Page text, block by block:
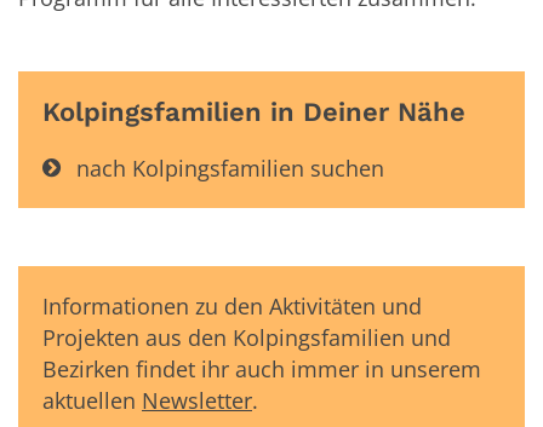
Kolpingsfamilien in Deiner Nähe
nach Kolpingsfamilien suchen
Informationen zu den Aktivitäten und
Projekten aus den Kolpingsfamilien und
Bezirken findet ihr auch immer in unserem
aktuellen Newsletter.